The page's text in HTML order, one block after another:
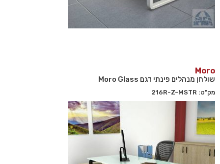
Moro
שולחן מנהלים פינתי דגם Moro Glass
מק"ט: 216R-Z-MSTR